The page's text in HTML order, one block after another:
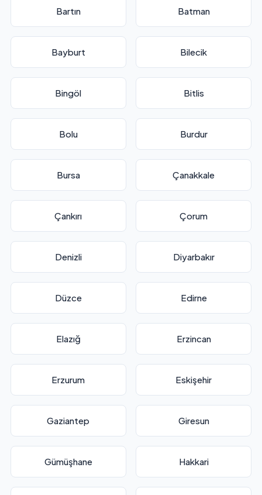
Bartın Batman
Bayburt Bilecik
Bingöl Bitlis
Bolu Burdur
Bursa Çanakkale
Çankırı Çorum
Denizli Diyarbakır
Düzce Edirne
Elazığ Erzincan
Erzurum Eskişehir
Gaziantep Giresun
Gümüşhane Hakkari